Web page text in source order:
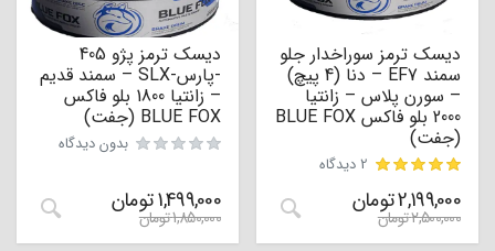
دیسک ترمز سوراخدار جلو
سمند EF7 – دنا (4 پیچ)
– سورن پلاس – زانتیا
2000 بلو فاکس BLUE FOX
(جفت)
مشتری
2 دیدگاه
2,199,000تومان
2,500,000تومان
دیسک ترمز پژو 405
-پارس-SLX – سمند قدیم
– زانتیا 1800 بلو فاکس
BLUE FOX (جفت)
بدون دیدگاه
1,499,000تومان
1,850,000تومان